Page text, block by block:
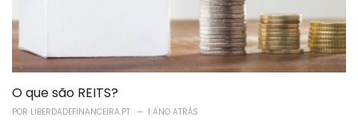
O que são REITS?
POR LIBERDADEFINANCEIRA.PT 1 ANO ATRÁS